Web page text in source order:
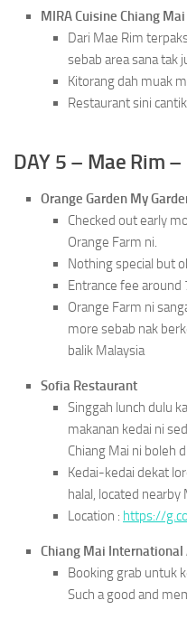
MIRA Cuisine Chiang Mai
Dari Mae Rim
sebab area sana tak
Kitorang dah muak
Restaurant sini
DAY 5 – Mae Rim
Orange Garden My
Checked out early
Orange Farm ni.
Nothing special but
Entrance fee around
Orange Farm ni
more sebab nak
balik Malaysia
Sofia Restaurant
Singgah lunch dulu
makanan kedai ni
Chiang Mai ni boleh
Kedai-kedai dekat
halal, located nearby
Location : https://
Chiang Mai International
Booking grab untuk
Such a good and